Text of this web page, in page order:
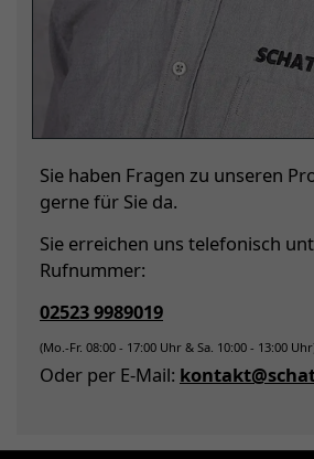
Sie haben Fragen zu unseren
gerne für Sie da.
Sie erreichen uns telefonisch
Rufnummer:
02523 9989019
(Mo.-Fr. 08:00 - 17:00 Uhr & Sa. 10:00 - 13:00
Oder per E-Mail: